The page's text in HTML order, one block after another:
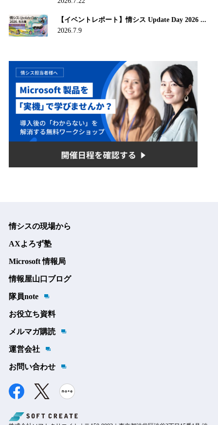
【イベントレポート】情シス Update Day 2026 ...
2026.7.9
情シスの現場から
AXよろず塾
Microsoft 情報局
情報屋山口ブログ
隊員note
お役立ち資料
メルマガ購読
運営会社
お問い合わせ